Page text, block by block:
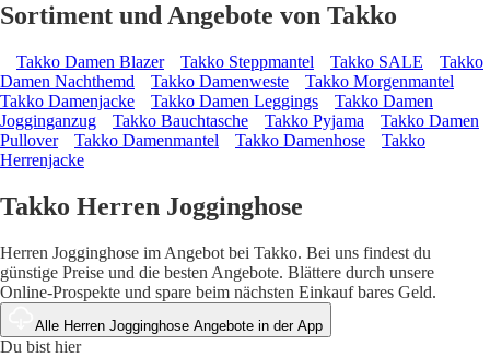
Sortiment und Angebote von Takko
Takko Damen Blazer Takko Steppmantel Takko SALE
Takko
Damen Nachthemd
Takko Damenweste
Takko Morgenmantel
Takko Damenjacke
Takko Damen Leggings
Takko Damen
Jogginganzug
Takko Bauchtasche Takko Pyjama
Takko Damen
Pullover
Takko Damenmantel Takko Damenhose
Takko
Herrenjacke
Takko Herren Jogginghose
Herren Jogginghose im Angebot bei Takko. Bei uns findest du
günstige Preise und die besten Angebote. Blättere durch unsere
Online-Prospekte und spare beim nächsten Einkauf bares Geld.
Alle Herren Jogginghose Angebote in der App
Du bist hier